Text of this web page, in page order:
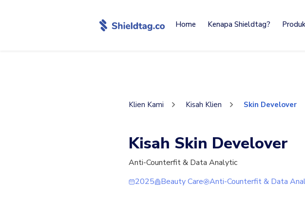
Home Kenapa Shieldtag? Produk
Klien Kami Kisah Klien Skin Develover
Kisah Skin Develover
Anti-Counterfit & Data Analytic
2025
Beauty Care Anti-Counterfit & Data